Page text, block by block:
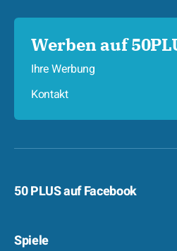
Werben auf
Ihre Werbung
Kontakt
50 PLUS auf Facebook
Spiele